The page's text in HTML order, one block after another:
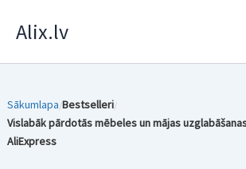
Alix.lv
Sākumlapa/Bestselleri/
Vislabāk pārdotās mēbeles un mājas
AliExpress